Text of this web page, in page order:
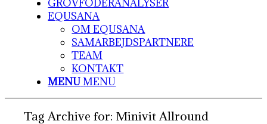
GROVFODERANALYSER
EQUSANA
OM EQUSANA
SAMARBEJDSPARTNERE
TEAM
KONTAKT
MENU MENU
Tag Archive for: Minivit Allround